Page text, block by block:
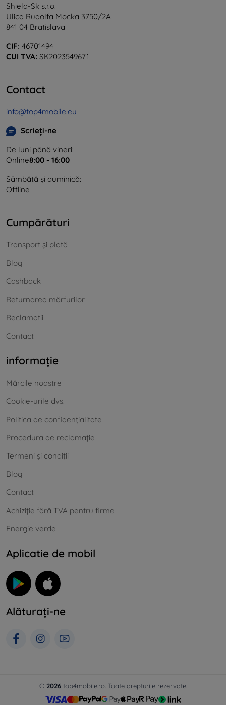
Shield-Sk s.r.o.
Ulica Rudolfa Mocka 3750/2A
841 04 Bratislava
CIF: 46701494
CUI TVA: SK2023549671
Contact
info@top4mobile.eu
Scrieți-ne
De luni până vineri:
Online8:00 - 16:00
Sâmbătă și duminică:
Offline
Cumpărături
Transport și plată
Blog
Cashback
Returnarea mărfurilor
Reclamatii
Contact
informație
Mărcile noastre
Cookie-urile dvs.
Politica de confidențialitate
Procedura de reclamație
Termeni și condiții
Blog
Contact
Achiziție fără TVA pentru firme
Energie verde
Aplicatie de mobil
Alăturați-ne
© 2026top4mobile.ro. Toate drepturile rezervate.